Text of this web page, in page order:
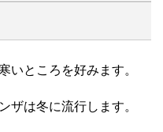
いところを好みます。
ザは冬に流行します。